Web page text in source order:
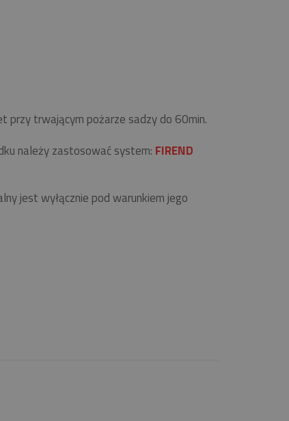
przy trwającym pożarze sadzy do 60min.
należy zastosować system: FIREND
jest wyłącznie pod warunkiem jego